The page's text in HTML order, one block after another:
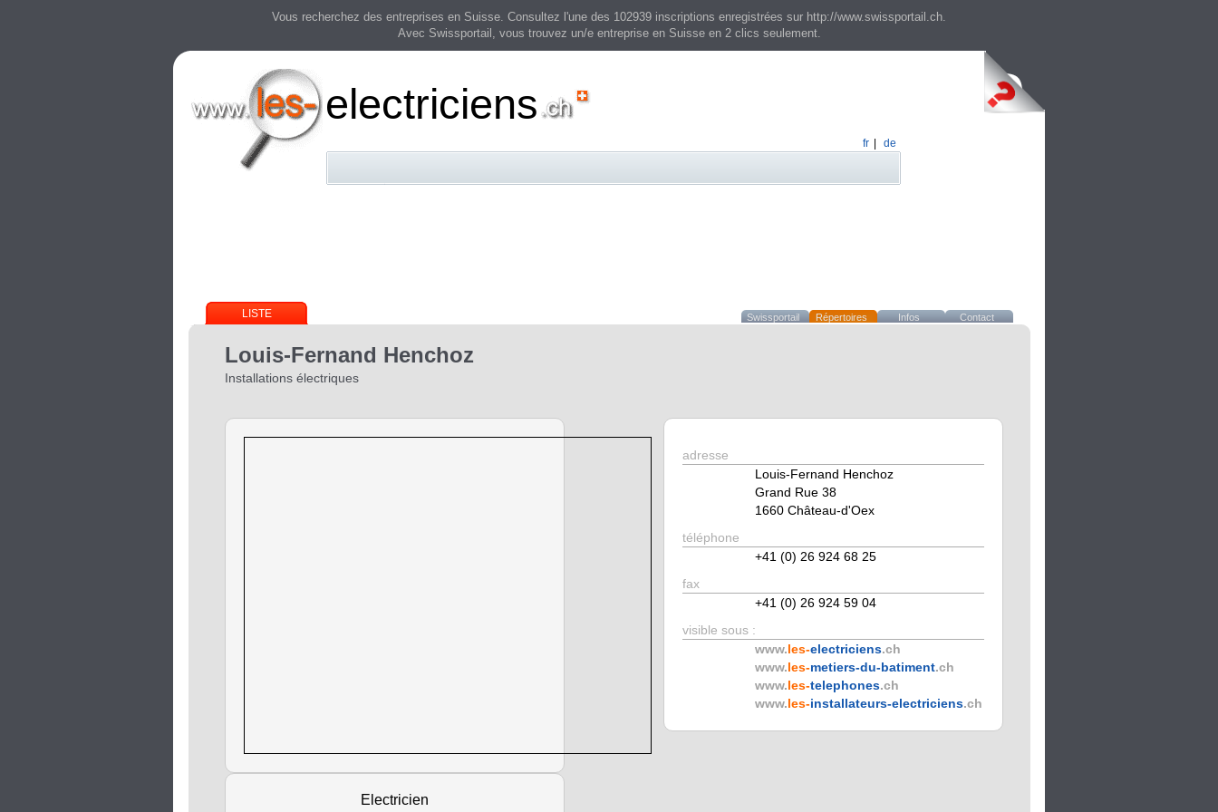
Vous recherchez des entreprises en Suisse. Consultez l'une des 102939 inscriptions enregistrées sur http://www.swissportail.ch.
Avec Swissportail, vous trouvez un/e entreprise en Suisse en 2 clics seulement.
electriciens
fr de
LISTE Swissportail Répertoires Infos Contact
Louis-Fernand Henchoz
Installations électriques
Electricien
adresse
Louis-Fernand Henchoz
Grand Rue 38
1660 Château-d'Oex
téléphone
+41 (0) 26 924 68 25
fax
+41 (0) 26 924 59 04
visible sous :
www.les-electriciens.ch
www.les-metiers-du-batiment.ch
www.les-telephones.ch
www.les-installateurs-electriciens.ch